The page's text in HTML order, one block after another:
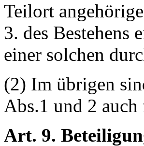
Teilort
3. des Bestehens
einer solchen
(2) Im übrigen
Abs.1 und 2 auch
Art. 9.